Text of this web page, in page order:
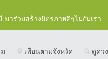
าร่วมสร้างมิตรภาพดีๆไปกับเรา
เพื่อนตามจังหวัด ดูดวง